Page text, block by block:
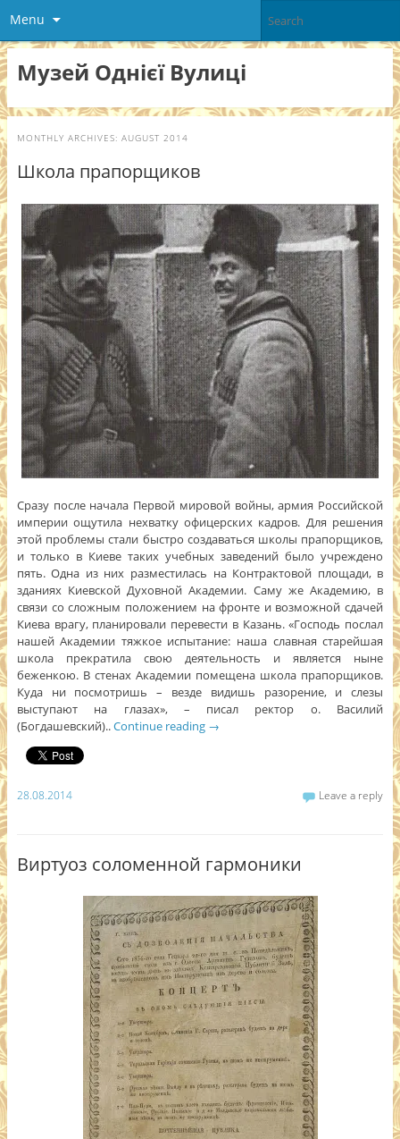
Menu
Музей Однієї Вулиці
MONTHLY ARCHIVES: AUGUST 2014
Школа прапорщиков
Сразу после начала Первой мировой войны, армия Российской
империи ощутила нехватку офицерских кадров. Для решения
этой проблемы стали быстро создаваться школы прапорщиков,
и только в Киеве таких учебных заведений было учреждено
пять. Одна из них разместилась на Контрактовой площади, в
зданиях Киевской Духовной Академии. Саму же Академию, в
связи со сложным положением на фронте и возможной сдачей
Киева врагу, планировали перевести в Казань. «Господь послал
нашей Академии тяжкое испытание: наша славная старейшая
школа прекратила свою деятельность и является ныне
беженкою. В стенах Академии помещена школа прапорщиков.
Куда ни посмотришь – везде видишь разорение, и слезы
выступают на глазах», – писал ректор о. Василий
(Богдашевский)..Continue reading →
28.08.2014 Leave a reply
Виртуоз соломенной гармоники